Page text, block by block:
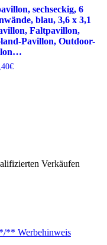
sechseckig, 6
blau, 3,6 x 3,1
Faltpavillon,
Pavillon, Outdoor-
€
Verkäufen
*/** Werbehinweis